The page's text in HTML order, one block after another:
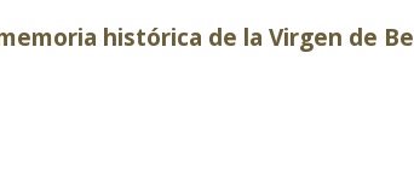
histórica de la Virgen de